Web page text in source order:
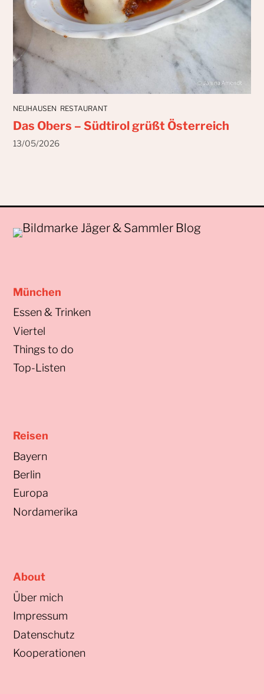
NEUHAUSEN RESTAURANT
Das Obers – Südtirol grüßt Österreich
13/05/2026
München
Essen & Trinken
Viertel
Things to do
Top-Listen
Reisen
Bayern
Berlin
Europa
Nordamerika
About
Über mich
Impressum
Datenschutz
Kooperationen